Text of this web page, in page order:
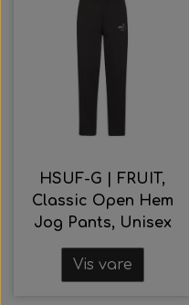
HSUF-G | FRUIT,
Classic Open Hem
Jog Pants, Unisex
Vis vare